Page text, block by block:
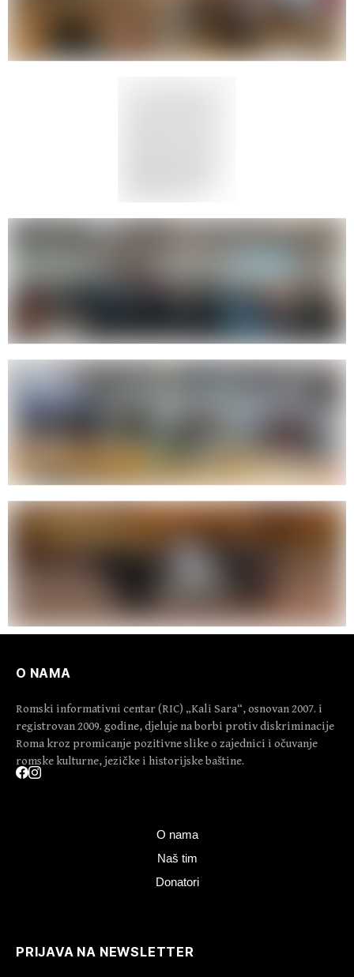
O NAMA
Romski informativni centar (RIC) „Kali Sara“, osnovan 2007. i
registrovan 2009. godine, djeluje na borbi protiv diskriminacije
Roma kroz promicanje pozitivne slike o zajednici i očuvanje
romske kulturne, jezičke i historijske baštine.
O nama
Naš tim
Donatori
PRIJAVA NA NEWSLETTER